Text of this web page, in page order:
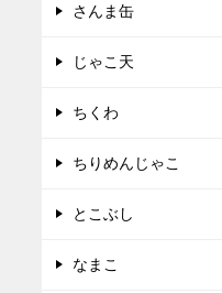
さんま缶
じゃこ天
ちくわ
ちりめんじゃこ
とこぶし
なまこ